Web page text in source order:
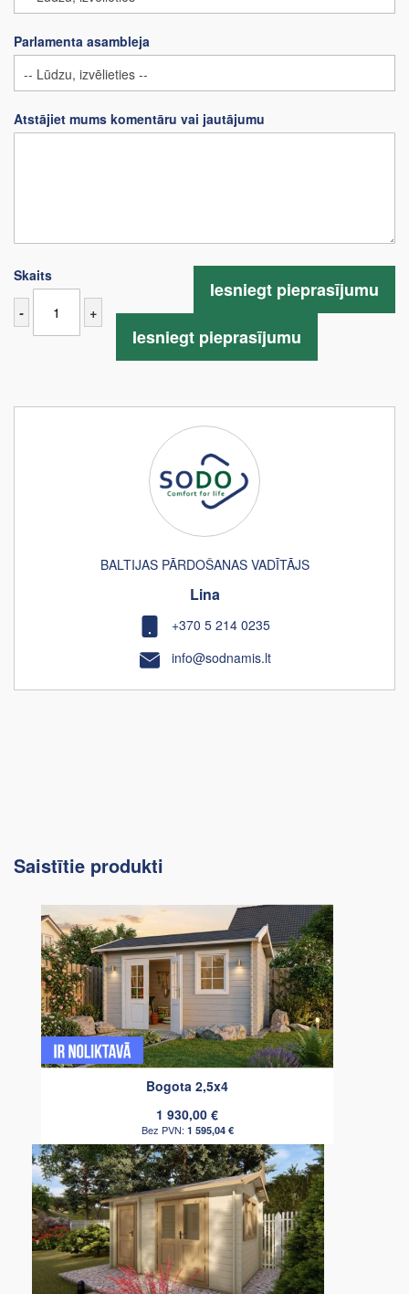
Parlamenta asambleja
Atstājiet mums komentāru vai jautājumu
Skaits
- +
Iesniegt pieprasījumu
Iesniegt pieprasījumu
BALTIJAS PĀRDOŠANAS VADĪTĀJS
Lina
+370 5 214 0235
info@sodnamis.lt
Saistītie produkti
Bogota 2,5x4
1 930,00 €
1 595,04 €